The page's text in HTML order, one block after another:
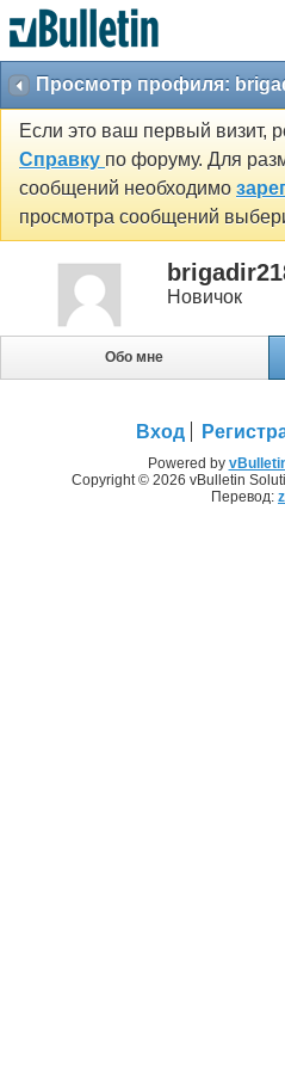
Просмотр профиля:
Если это ваш первый визит,
Справку по форуму. Для
сообщений необходимо
просмотра сообщений
Новичок
Обо мне
Вход
Powered by
Copyright © 2026 vBulletin
Перевод: